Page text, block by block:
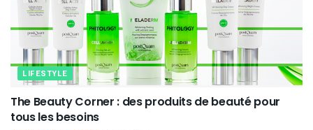
LIFESTYLE
The Beauty Corner : des produits de beauté pour
tous les besoins